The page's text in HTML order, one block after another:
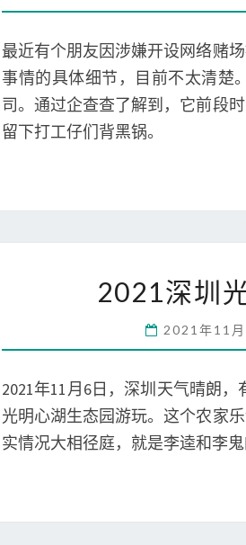
最近有个朋友因涉嫌开设网络赌
事情的具体细节，目前不太清楚
司。通过企查查了解到，它前段
留下打工仔们背黑锅。
2021深圳
2021年11
2021年11月6日，深圳天气晴朗
光明心湖生态园游玩。这个农家
实情况大相径庭，就是李逵和李鬼